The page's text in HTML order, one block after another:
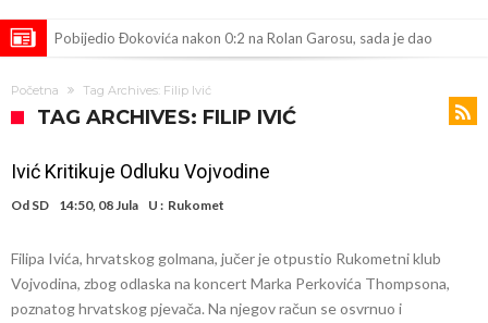
Pobijedio Đokovića nakon 0:2 na Rolan Garosu, sada je dao
daleko”
Koliko traži PSG i koji je Liverpulov “plafon” za Bredlija Barkolu?
Zašto je nepoznati italijanski petoligaš dobio nevjerovatan stadion
Deco nije posjetio Madrid samo zbog Alvareza, Barcelona planira
historijski transfer?
Kapiten slavnog kluba ubijen u napadu ispred svoje kuće, nacija
Početna Tag Archives: Filip Ivić
TAG ARCHIVES: FILIP IVIĆ
Ivić Kritikuje Odluku Vojvodine
Od SD 14:50, 08 Jula U : Rukomet
Filipa Ivića, hrvatskog golmana, jučer je otpustio Rukometni klub
Vojvodina, zbog odlaska na koncert Marka Perkovića Thompsona,
poznatog hrvatskog pjevača. Na njegov račun se osvrnuo i